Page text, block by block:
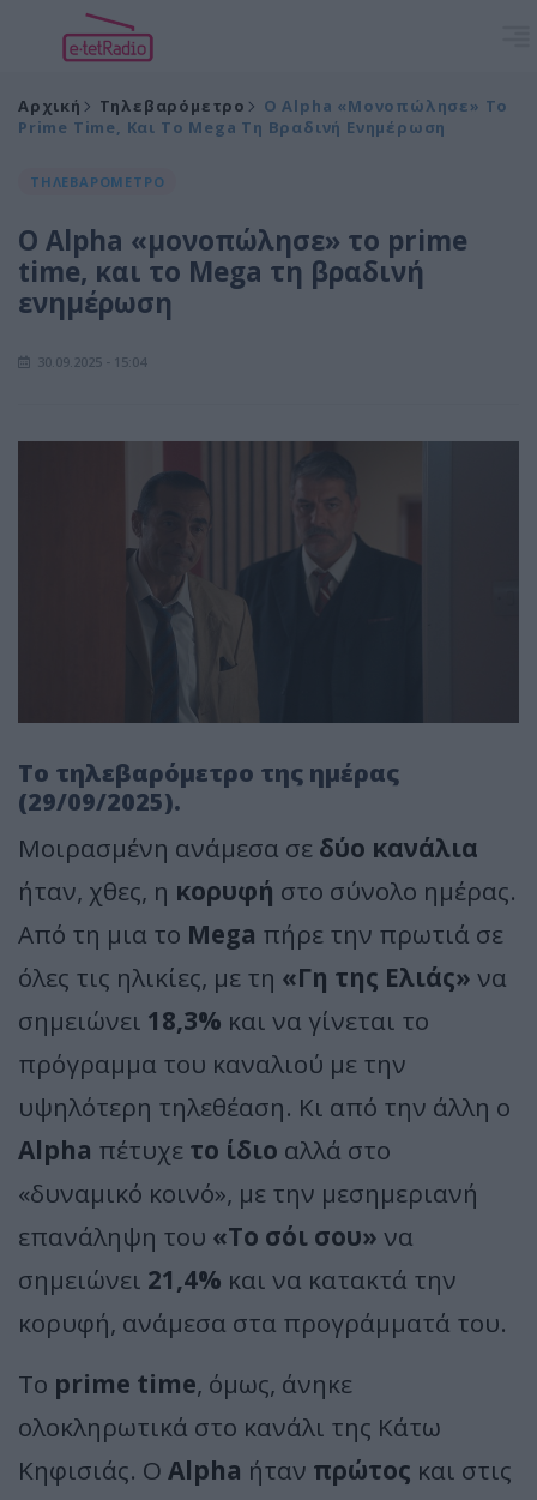
Αρχική Τηλεβαρόμετρο
Ο Alpha «μονοπώλησε» Το
Prime Time, Και Το Mega Τη Βραδινή Ενημέρωση
ΤΗΛΕΒΑΡΟΜΕΤΡΟ
Ο Alpha «μονοπώλησε» το prime
time, και το Mega τη βραδινή
ενημέρωση
30.09.2025 - 15:04
Το τηλεβαρόμετρο της ημέρας
(29/09/2025).
Μοιρασμένη ανάμεσα σε δύο κανάλια
ήταν, χθες, η κορυφή στο σύνολο ημέρας.
Από τη μια το Mega πήρε την πρωτιά σε
όλες τις ηλικίες, με τη «Γη της Ελιάς» να
σημειώνει 18,3% και να γίνεται το
πρόγραμμα του καναλιού με την
υψηλότερη τηλεθέαση. Κι από την άλλη ο
Alpha πέτυχε το ίδιο αλλά στο
«δυναμικό κοινό», με την μεσημεριανή
επανάληψη του «Το σόι σου» να
σημειώνει 21,4% και να κατακτά την
κορυφή, ανάμεσα στα προγράμματά του.
Το prime time, όμως, άνηκε
ολοκληρωτικά στο κανάλι της Κάτω
Κηφισιάς. Ο Alpha ήταν πρώτος και στις